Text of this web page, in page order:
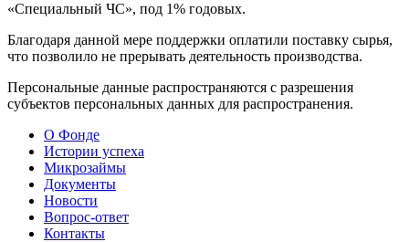
«Специальный ЧС», под 1% годовых.
Благодаря данной мере поддержки оплатили поставку сырья,
что позволило не прерывать деятельность производства.
Персональные данные распространяются с разрешения
субъектов персональных данных для распространения.
О Фонде
Истории успеха
Микрозаймы
Документы
Новости
Вопрос-ответ
Контакты